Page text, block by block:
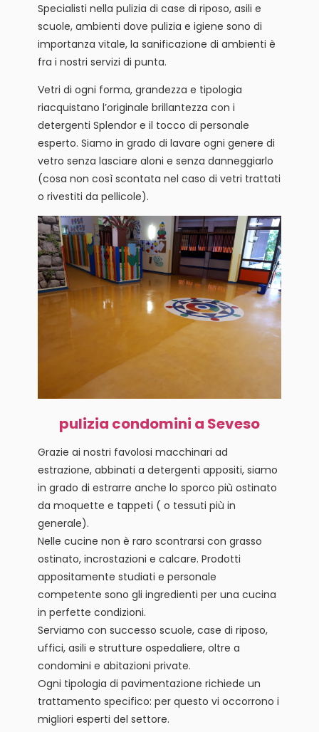
Specialisti nella pulizia di case di riposo, asili e
scuole, ambienti dove pulizia e igiene sono di
importanza vitale, la sanificazione di ambienti è
fra i nostri servizi di punta.
Vetri di ogni forma, grandezza e tipologia
riacquistano l’originale brillantezza con i
detergenti Splendor e il tocco di personale
esperto. Siamo in grado di lavare ogni genere di
vetro senza lasciare aloni e senza danneggiarlo
(cosa non così scontata nel caso di vetri trattati
o rivestiti da pellicole).
pulizia condomini a Seveso
Grazie ai nostri favolosi macchinari ad
estrazione, abbinati a detergenti appositi, siamo
in grado di estrarre anche lo sporco più ostinato
da moquette e tappeti ( o tessuti più in
generale).
Nelle cucine non è raro scontrarsi con grasso
ostinato, incrostazioni e calcare. Prodotti
appositamente studiati e personale
competente sono gli ingredienti per una cucina
in perfette condizioni.
Serviamo con successo scuole, case di riposo,
uffici, asili e strutture ospedaliere, oltre a
condomini e abitazioni private.
Ogni tipologia di pavimentazione richiede un
trattamento specifico: per questo vi occorrono i
migliori esperti del settore.